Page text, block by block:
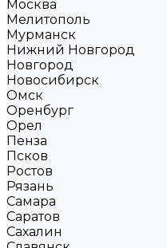
Москва
Мелитополь
Мурманск
Нижний Новгород
Новгород
Новосибирск
Омск
Оренбург
Орел
Пенза
Псков
Ростов
Рязань
Самара
Саратов
Сахалин